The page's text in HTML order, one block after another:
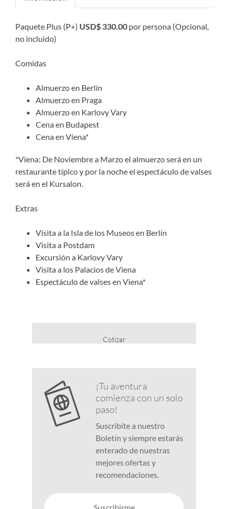
Paquete Plus (P+) USD$ 330.00 por persona (Opcional,
no incluido)
Comidas
Almuerzo en Berlín
Almuerzo en Praga
Almuerzo en Karlovy Vary
Cena en Budapest
Cena en Viena*
*Viena: De Noviembre a Marzo el almuerzo será en un
restaurante típico y por la noche el espectáculo de valses
será en el Kursalon.
Extras
Visita a la Isla de los Museos en Berlín
Visita a Postdam
Excursión a Karlovy Vary
Visita a los Palacios de Viena
Espectáculo de valses en Viena*
Cotizar
¡Tu aventura
comienza con un solo
paso!
Suscribíte a nuestro
Boletín y siempre estarás
enterado de nuestras
mejores ofertas y
recomendaciones.